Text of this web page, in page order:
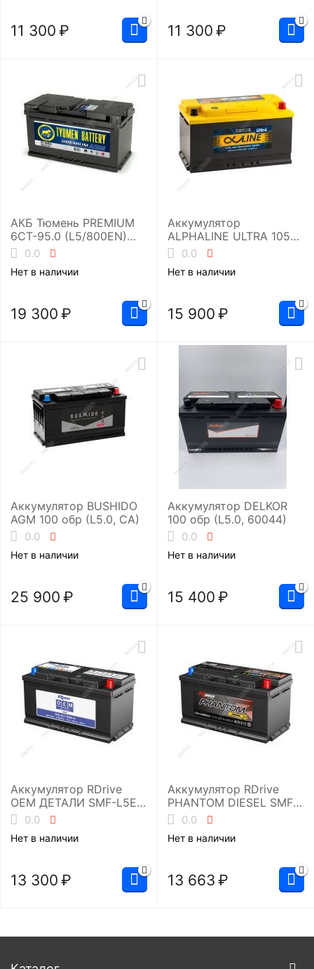
11 300 ₽ 11 300 ₽
АКБ Тюмень PREMIUM
6СТ-95.0 (L5/800EN)
VRLA-R AGM
0.0
Нет в наличии
19 300 ₽
Аккумулятор
ALPHALINE ULTRA 105
обр (L5.0, 60500)
0.0
Нет в наличии
15 900 ₽
Аккумулятор BUSHIDO
AGM 100 обр (L5.0, CA)
0.0
Нет в наличии
25 900 ₽
Аккумулятор DELKOR
100 обр (L5.0, 60044)
0.0
Нет в наличии
15 400 ₽
Аккумулятор RDrive
OEM ДЕТАЛИ SMF-L5EU
(30659800 VOLVO)
0.0
Нет в наличии
13 300 ₽
Аккумулятор RDrive
PHANTOM DIESEL SMF
EUD-100082L5
0.0
Нет в наличии
13 663 ₽